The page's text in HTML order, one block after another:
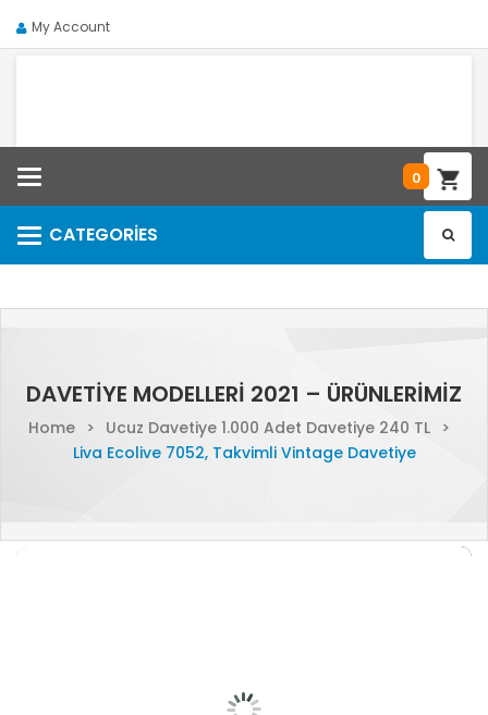
My Account
0
CATEGORIES
Categories
DAVETIYE MODELLERI 2021 – ÜRÜNLERIMIZ
Home > Ucuz Davetiye 1.000 Adet Davetiye 240 TL
>
Liva Ecolive 7052, Takvimli Vintage Davetiye